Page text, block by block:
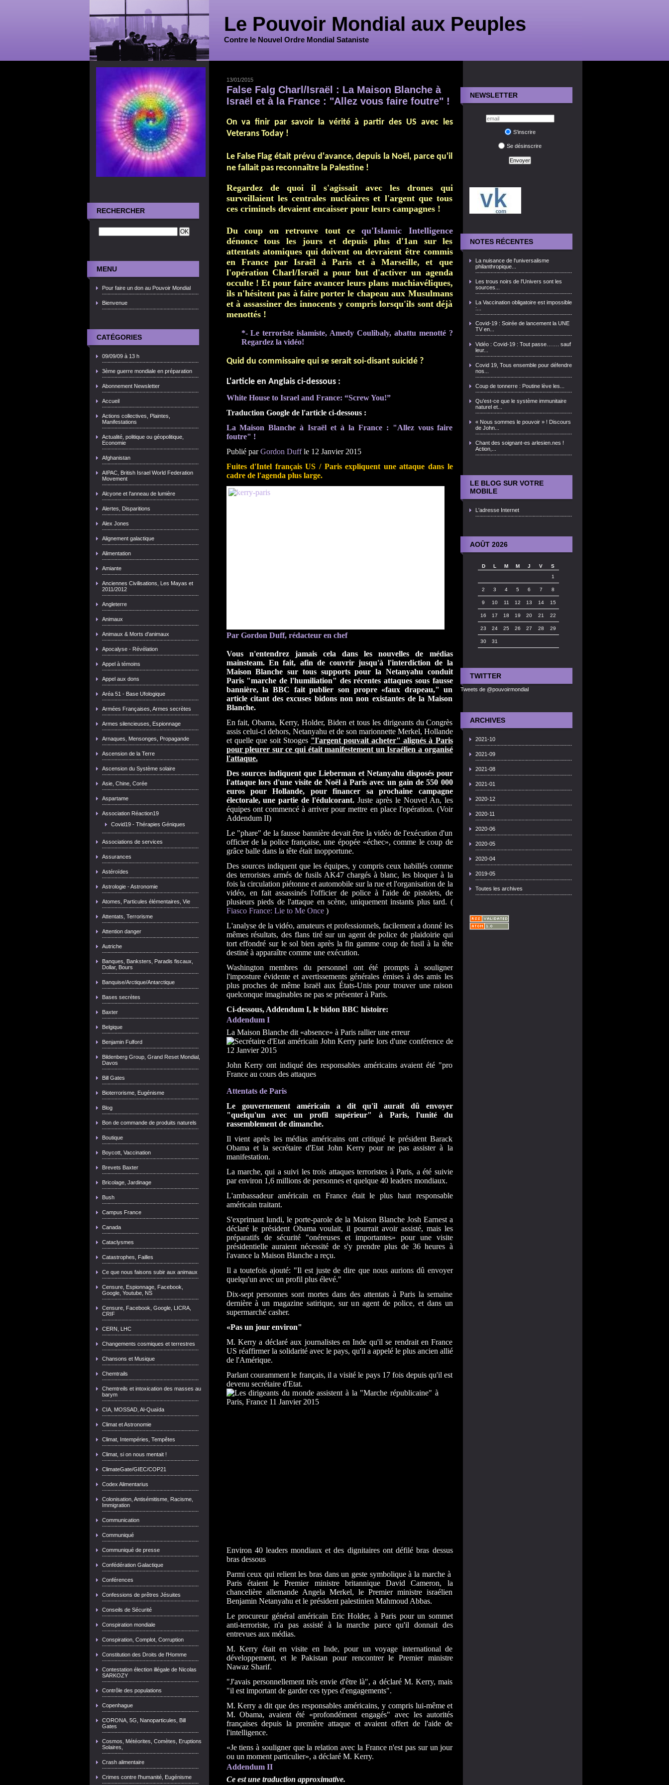
Le Pouvoir Mondial aux Peuples
Contre le Nouvel Ordre Mondial Sataniste
RECHERCHER
MENU
Pour faire un don au Pouvoir Mondial
Bienvenue
CATÉGORIES
09/09/09 à 13 h
3ème guerre mondiale en préparation
Abonnement Newsletter
Accueil
Actions collectives, Plaintes,
Manifestations
Actualité, politique ou géopolitique,
Economie
Afghanistan
AIPAC, British Israel World Federation
Movement
Alcyone et l'anneau de lumière
Alertes, Disparitions
Alex Jones
Alignement galactique
Alimentation
Amiante
Anciennes Civilisations, Les Mayas et
2011/2012
Angleterre
Animaux
Animaux & Morts d'animaux
Apocalyse - Révélation
Appel à témoins
Appel aux dons
Aréa 51 - Base Ufologique
Armées Françaises, Armes secrètes
Armes silencieuses, Espionnage
Arnaques, Mensonges, Propagande
Ascension de la Terre
Ascension du Système solaire
Asie, Chine, Corée
Aspartame
Association Réaction19
Covid19 - Thérapies Géniques
Associations de services
Assurances
Astéroïdes
Astrologie - Astronomie
Atomes, Particules élémentaires, Vie
Attentats, Terrorisme
Attention danger
Autriche
Banques, Banksters, Paradis fiscaux,
Dollar, Bours
Banquise/Arctique/Antarctique
Bases secrètes
Baxter
Belgique
Benjamin Fulford
Bildenberg Group, Grand Reset Mondial,
Davos
Bill Gates
Bioterrorisme, Eugénisme
Blog
Bon de commande de produits naturels
Boutique
Boycott, Vaccination
Brevets Baxter
Bricolage, Jardinage
Bush
Campus France
Canada
Cataclysmes
Catastrophes, Failles
Ce que nous faisons subir aux animaux
Censure, Espionnage, Facebook,
Google, Youtube, NS
Censure, Facebook, Google, LICRA,
CRIF
CERN, LHC
Changements cosmiques et terrestres
Chansons et Musique
Chemtrails
Chemtreils et intoxication des masses au
barym
CIA, MOSSAD, Al-Quaïda
Climat et Astronomie
Climat, Intempéries, Tempêtes
Climat, si on nous mentait !
ClimateGate/GIEC/COP21
Codex Alimentarius
Colonisation, Antisémitisme, Racisme,
Immigration
Communication
Communiqué
Communiqué de presse
Confédération Galactique
Conférences
Confessions de prêtres Jésuites
Conseils de Sécurité
Conspiration mondiale
Conspiration, Complot, Corruption
Constitution des Droits de l'Homme
Contestation élection illégale de Nicolas
SARKOZY
Contrôle des populations
Copenhague
CORONA, 5G, Nanoparticules, Bill
Gates
Cosmos, Météorites, Comètes, Eruptions
Solaires,
Crash alimentaire
Crimes contre l'humanité, Eugénisme
NEWSLETTER
S'inscrire
Se désinscrire
NOTES RÉCENTES
La nuisance de l'universalisme
philanthropique...
Les trous noirs de l'Univers sont les
sources...
La Vaccination obligatoire est impossible
:...
Covid-19 : Soirée de lancement la UNE
TV en...
Vidéo : Covid-19 : Tout passe……. sauf
leur...
Covid 19, Tous ensemble pour défendre
nos...
Coup de tonnerre : Poutine lève les...
Qu'est-ce que le système immunitaire
naturel et...
« Nous sommes le pouvoir » ! Discours
de John...
Chant des soignant-es arlesien.nes !
Action,...
LE BLOG SUR VOTRE
MOBILE
L'adresse Internet
AOÛT 2026
D L M M J V
S
1
2 3 4 5 6 7 8
9 10 11 12 13 14 15
16 17 18 19 20 21 22
23 24 25 26 27 28 29
30 31
TWITTER
Tweets de @pouvoirmondial
ARCHIVES
2021-10
2021-09
2021-08
2021-01
2020-12
2020-11
2020-06
2020-05
2020-04
2019-05
Toutes les archives
13/01/2015
False Falg Charl/Israël : La Maison Blanche à
Israël et à la France : "Allez vous faire foutre" !
On va finir par savoir la vérité à partir des US avec les
Veterans Today !
Le False Flag était prévu d'avance, depuis la Noël, parce qu'il
ne fallait pas reconnaître la Palestine !
Regardez de quoi il s'agissait avec les drones qui
surveillaient les centrales nucléaires et l'argent que tous
ces criminels devaient encaisser pour leurs campagnes !
Du coup on retrouve tout ce
qu'Islamic Intelligence
dénonce tous les jours et depuis plus d'1an sur les
attentats atomiques qui doivent ou devraient être commis
en France par Israël à Paris et à Marseille, et que
l'opération Charl/Israël a pour but d'activer un agenda
occulte ! Et pour faire avancer leurs plans machiavéliques,
ils n'hésitent pas à faire porter le chapeau aux Musulmans
et à assassiner des innocents y compris lorsqu'ils sont déjà
menottés !
*- Le terroriste islamiste, Amedy Coulibaly, abattu menotté ?
Regardez la vidéo!
Quid du commissaire qui se serait soi-disant suicidé ?
L'article en Anglais ci-dessous :
White House to Israel and France: “Screw You!”
Traduction Google de l'article ci-dessous :
La Maison Blanche à Israël et à la France : "Allez vous faire
foutre" !
Publié parGordon Duffle 12 Janvier 2015
Fuites d'Intel français US / Paris expliquent une attaque dans le
cadre de l'agenda plus large.
Par Gordon Duff, rédacteur en chef
Vous n'entendrez jamais cela dans les nouvelles de médias
mainsteam. En fait, afin de couvrir jusqu'à l'interdiction de la
Maison Blanche sur tous supports pour la Netanyahu conduit
Paris "marche de l'humiliation" des récentes attaques sous fausse
bannière, la BBC fait publier son propre «faux drapeau," un
article citant des excuses bidons non non existantes de la Maison
Blanche.
En fait, Obama, Kerry, Holder, Biden et tous les dirigeants du Congrès
assis celui-ci dehors, Netanyahu et de son marionnette Merkel, Hollande
et quelle que soit Stooges "l'argent pouvait acheter" alignés à Paris
pour pleurer sur ce qui était manifestement un Israélien a organisé
l'attaque.
Des sources indiquent que Lieberman et Netanyahu disposés pour
l'attaque lors d'une visite de Noël à Paris avec un gain de 550 000
euros pour Hollande, pour financer sa prochaine campagne
électorale, une partie de l'édulcorant. Juste après le Nouvel An, les
équipes ont commencé à arriver pour mettre en place l'opération. (Voir
Addendum II)
Le "phare" de la fausse bannière devait être la vidéo de l'exécution d'un
officier de la police française, une épopée «échec», comme le coup de
grâce balle dans la tête était inopportune.
Des sources indiquent que les équipes, y compris ceux habillés comme
des terroristes armés de fusils AK47 chargés à blanc, les bloquer à la
fois la circulation piétonne et automobile sur la rue et l'organisation de la
vidéo, en fait assassinés l'officier de police à l'aide de pistolets, de
plusieurs pieds de l'attaque en scène, uniquement instants plus tard. (
Fiasco France: Lie to Me Once)
L'analyse de la vidéo, amateurs et professionnels, facilement a donné les
mêmes résultats, des flans tiré sur un agent de police de plaidoirie qui
tort effondré sur le sol bien après la fin gamme coup de fusil à la tête
destiné à apparaître comme une exécution.
Washington membres du personnel ont été prompts à souligner
l'imposture évidente et avertissements générales émises à des amis les
plus proches de même Israël aux États-Unis pour trouver une raison
quelconque imaginables ne pas se présenter à Paris.
Ci-dessous, Addendum I, le bidon BBC histoire:
Addendum I
La Maison Blanche dit «absence» à Paris rallier une erreur
John Kerry ont indiqué des responsables américains avaient été "profondément engagé" avec la
France au cours des attaques
Attentats de Paris
Le gouvernement américain a dit qu'il aurait dû envoyer
"quelqu'un avec un profil supérieur" à Paris, l'unité du
rassemblement de dimanche.
Il vient après les médias américains ont critiqué le président Barack
Obama et la secrétaire d'Etat John Kerry pour ne pas assister à la
manifestation.
La marche, qui a suivi les trois attaques terroristes à Paris, a été suivie
par environ 1,6 millions de personnes et quelque 40 leaders mondiaux.
L'ambassadeur américain en France était le plus haut responsable
américain traitant.
S'exprimant lundi, le porte-parole de la Maison Blanche Josh Earnest a
déclaré le président Obama voulait, il pourrait avoir assisté, mais les
préparatifs de sécurité "onéreuses et importantes» pour une visite
présidentielle auraient nécessité de s'y prendre plus de 36 heures à
l'avance la Maison Blanche a reçu.
Il a toutefois ajouté: "Il est juste de dire que nous aurions dû envoyer
quelqu'un avec un profil plus élevé."
Dix-sept personnes sont mortes dans des attentats à Paris la semaine
dernière à un magazine satirique, sur un agent de police, et dans un
supermarché casher.
«Pas un jour environ"
M. Kerry a déclaré aux journalistes en Inde qu'il se rendrait en France
US réaffirmer la solidarité avec le pays, qu'il a appelé le plus ancien allié
de l'Amérique.
Parlant couramment le français, il a visité le pays 17 fois depuis qu'il est
devenu secrétaire d'Etat.
Environ 40 leaders mondiaux et des dignitaires ont défilé bras dessus
bras dessous
Parmi ceux qui relient les bras dans un geste symbolique à la marche à
Paris étaient le Premier ministre britannique David Cameron, la
chancelière allemande Angela Merkel, le Premier ministre israélien
Benjamin Netanyahu et le président palestinien Mahmoud Abbas.
Le procureur général américain Eric Holder, à Paris pour un sommet
anti-terroriste, n'a pas assisté à la marche parce qu'il donnait des
entrevues aux médias.
M. Kerry était en visite en Inde, pour un voyage international de
développement, et le Pakistan pour rencontrer le Premier ministre
Nawaz Sharif.
"J'avais personnellement très envie d'être là", a déclaré M. Kerry, mais
"il est important de garder ces types d'engagements".
M. Kerry a dit que des responsables américains, y compris lui-même et
M. Obama, avaient été «profondément engagés" avec les autorités
françaises depuis la première attaque et avaient offert de l'aide de
l'intelligence.
«Je tiens à souligner que la relation avec la France n'est pas sur un jour
ou un moment particulier», a déclaré M. Kerry.
Addendum II
Ce est une traduction approximative.